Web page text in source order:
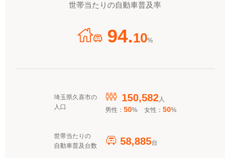
世帯当たりの自動車普及率
94.10%
埼玉県久喜市の
人口
150,582人
男性： 50% 女性： 50%
世帯当たりの
自動車普及台数
58,885台